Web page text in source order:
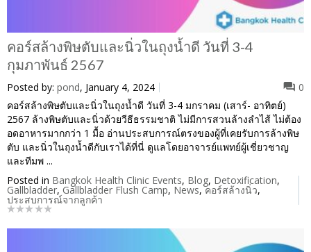
คอร์สล้างพิษตับและนิ่วในถุงน้ำดี วันที่ 3-4
กุมภาพันธ์ 2567
Posted by: pond, January 4, 2024
0
คอร์สล้างพิษตับและนิ่วในถุงน้ำดี วันที่ 3-4 มกราคม (เสาร์- อาทิตย์)
2567 ล้างพิษตับและนิ่วด้วยวีธีธรรมชาติ ไม่มีการสวนล้างลำไส้ ไม่ต้อง
อดอาหารมากกว่า 1 มื้อ อ่านประสบการณ์ตรงของผู้ที่เคยรับการล้างพิษ
ตับ และนิ่วในถุงน้ำดีกับเราได้ที่นี่ ดูแลโดยอาจารย์แพทย์ผู้เชี่ยวชาญ
และทีมพ ...
Posted in Bangkok Health Clinic Events, Blog, Detoxification,
Gallbladder, Gallbladder Flush Camp, News,คอร์สล้างนิ่ว,
ประสบการณ์จากลูกค้า